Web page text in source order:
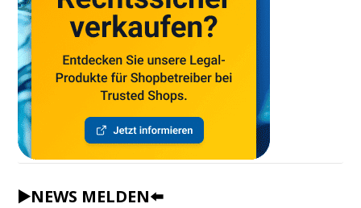
▶️NEWS MELDEN⬅️